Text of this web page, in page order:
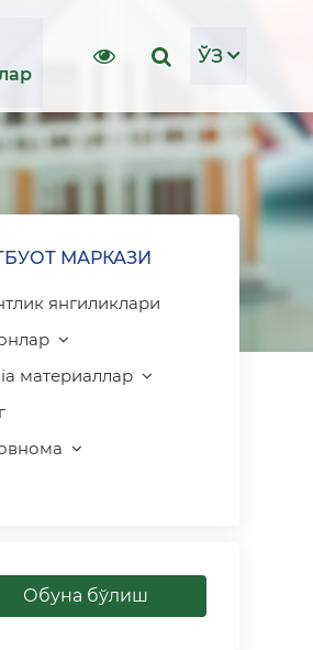
ЎЗ
МАРКАЗИ
янгиликлари
материаллар
Обуна бўлиш